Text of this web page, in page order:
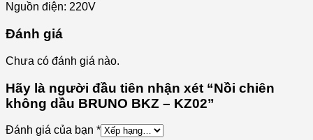
Nguồn điện: 220V
Đánh giá
Chưa có đánh giá nào.
Hãy là người đầu tiên nhận xét “Nồi chiên
không dầu BRUNO BKZ – KZ02”
Đánh giá của bạn *